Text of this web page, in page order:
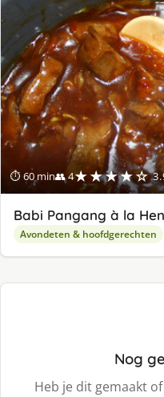
⏱ 60 min👥 4★★★★☆
Babi Pangang à la
Avondeten & hoofdgerechten
Nog
Heb je dit gemaakt